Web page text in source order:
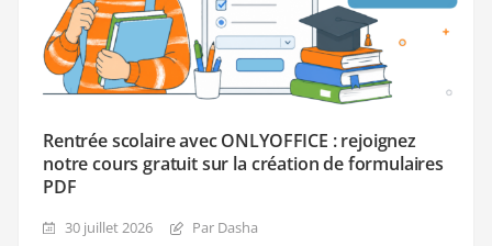
Rentrée scolaire avec ONLYOFFICE : rejoignez
notre cours gratuit sur la création de formulaires
PDF
30 juillet 2026 Par Dasha